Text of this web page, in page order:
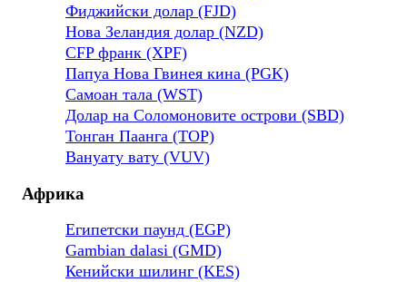
Фиджийски долар (FJD)
Нова Зеландия долар (NZD)
CFP франк (XPF)
Папуа Нова Гвинея кина (PGK)
Самоан тала (WST)
Долар на Соломоновите острови (SBD)
Тонган Паанга (TOP)
Вануату вату (VUV)
Африка
Египетски паунд (EGP)
Gambian dalasi (GMD)
Кенийски шилинг (KES)